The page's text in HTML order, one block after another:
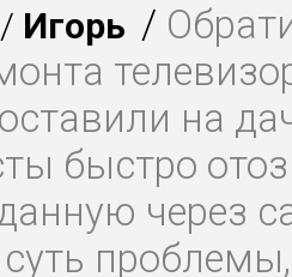
/ Игорь /
на
быстро
через